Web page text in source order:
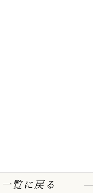
一覧に戻る